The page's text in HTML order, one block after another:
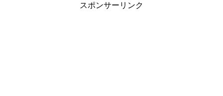
スポンサーリンク